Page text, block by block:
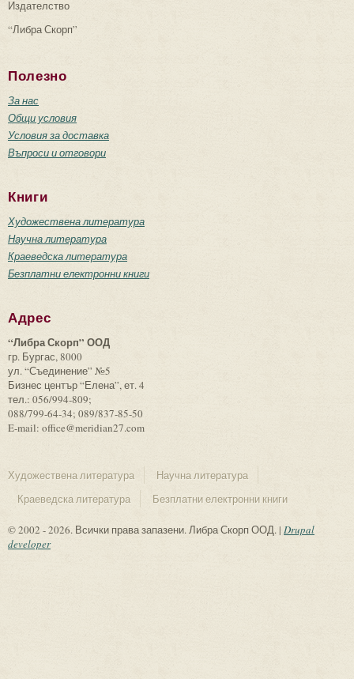
Издателство
“Либра Скорп”
Полезно
За нас
Общи условия
Условия за доставка
Въпроси и отговори
Книги
Художествена литература
Научна литература
Краеведска литература
Безплатни електронни книги
Адрес
“Либра Скорп” ООД
гр. Бургас, 8000
ул. “Съединение” №5
Бизнес център “Елена”, ет. 4
тел.: 056/994-809;
088/799-64-34; 089/837-85-50
E-mail: office@meridian27.com
Художествена литература
Научна литература
Краеведска литература
Безплатни електронни книги
© 2002 - 2026. Всички права запазени. Либра Скорп ООД. | Drupal
developer